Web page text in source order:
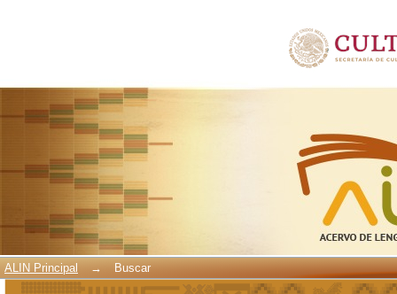
ALIN Principal → Buscar